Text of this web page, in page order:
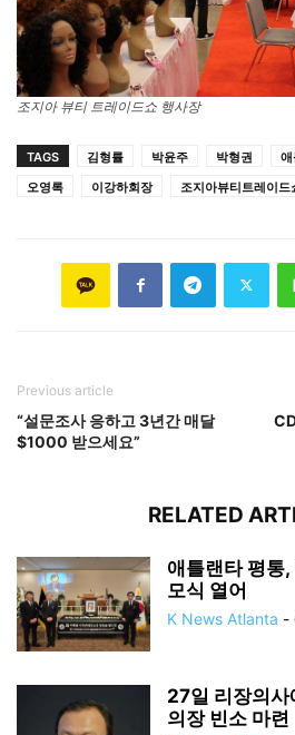
조지아 뷰티 트레이드쇼 행사장
TAGS 김형률 박윤주 박형권
애
오영록
이강하회장 조지아뷰티트레이드
Previous article
“설문조사 응하고 3년간 매달
$1000 받으세요”
RELATED
애틀랜타 평통
모식 열어
K News Atlanta -
27일 리장의사
의장 빈소 마련